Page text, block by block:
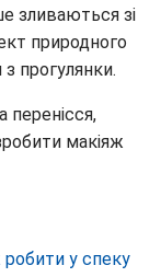
зливаються зі
природного
прогулянки.
макіяж
у спеку